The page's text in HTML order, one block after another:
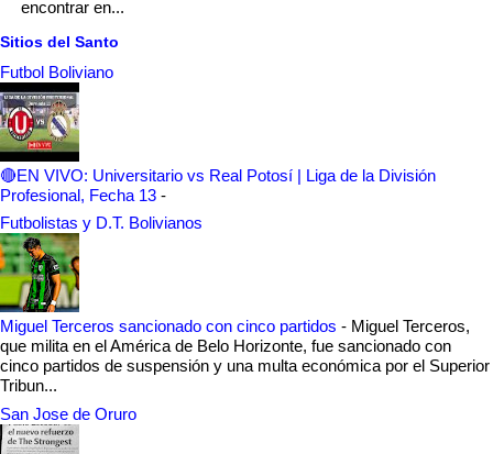
encontrar en...
Sitios del Santo
Futbol Boliviano
🔴EN VIVO: Universitario vs Real Potosí | Liga de la División
Profesional, Fecha 13 -
Futbolistas y D.T. Bolivianos
Miguel Terceros sancionado con cinco partidos - Miguel Terceros,
que milita en el América de Belo Horizonte, fue sancionado con
cinco partidos de suspensión y una multa económica por el Superior
Tribun...
San Jose de Oruro